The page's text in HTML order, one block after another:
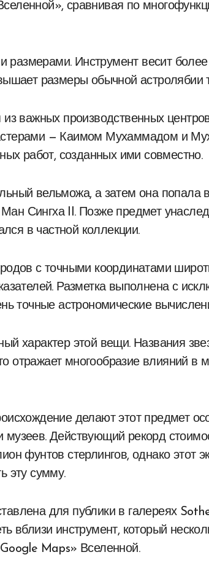
сравнивая по
размерами. Инструмент весит
размеры обычной астролябии
важных производственных
— Каимом Мухаммадом и
работ, созданных ими совместно.
вельможа, а затем она попала
Сингха II. Позже предмет
в частной коллекции.
с точными координатами
Разметка выполнена с
точные астрономические
характер этой вещи. Названия
отражает многообразие влияний в
делают этот предмет
Действующий рекорд
фунтов стерлингов, однако этот
эту сумму.
для публики в галереях
вблизи инструмент, который
Maps» Вселенной.